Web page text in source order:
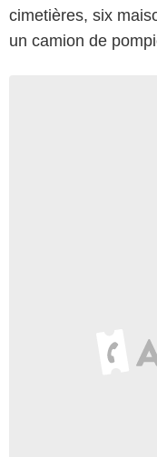
cimetières, six
un camion de